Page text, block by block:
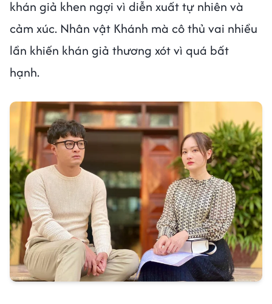
khán giả khen ngợi vì diễn xuất tự nhiên và
cảm xúc. Nhân vật Khánh mà cô thủ vai nhiều
lần khiến khán giả thương xót vì quá bất
hạnh.